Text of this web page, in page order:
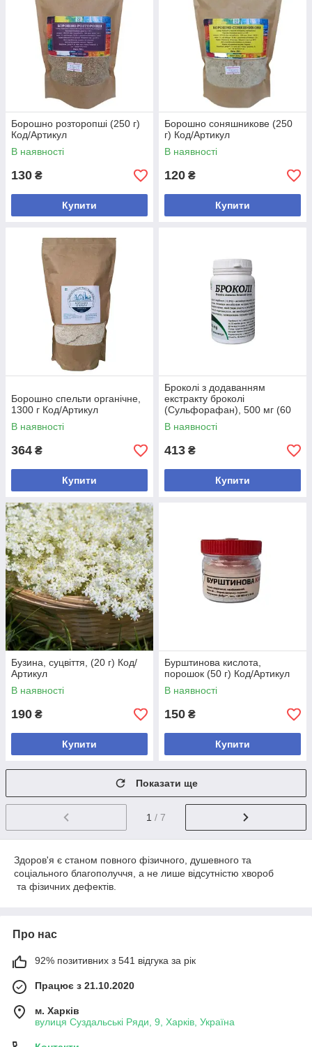
Борошно розторопші (250 г)
Код/Артикул
В наявності
130 ₴
Купити
Борошно соняшникове (250
г) Код/Артикул
В наявності
120 ₴
Купити
Борошно спельти органічне,
1300 г Код/Артикул
В наявності
364 ₴
Купити
Броколі з додаванням
екстракту броколі
(Сульфорафан), 500 мг (60
капсул) Код/Артикул
В наявності
413 ₴
Купити
Бузина, суцвіття, (20 г) Код/
Артикул
В наявності
190 ₴
Купити
Бурштинова кислота,
порошок (50 г) Код/Артикул
В наявності
150 ₴
Купити
Показати ще
1 / 7
Здоров'я є станом повного фізичного, душевного та
соціального благополуччя, а не лише відсутністю хвороб
та фізичних дефектів.
Про нас
92% позитивних з 541 відгука за рік
Працює з 21.10.2020
м. Харків
вулиця Суздальські Ряди, 9, Харків, Україна